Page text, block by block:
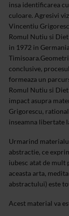
insa identificarea
culoare. Agresivi
Vincentiu
Romul Nutiu si
in 1972 in
conclusive,
formeaza un
Romul Nutiu si
impact asupra
Grigorescu,
inseamna libertate
Urmarind
abstractie, ce
iubesc atat de mult
aceasta arta,
abstractului) este
Acest material va